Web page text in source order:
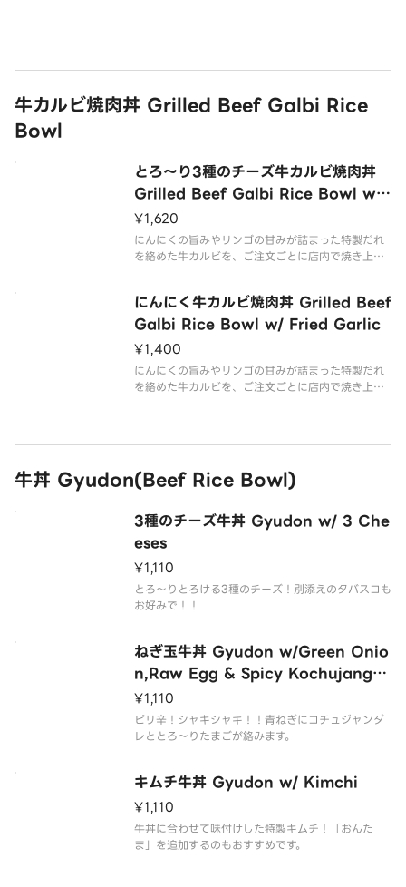
牛カルビ焼肉丼 Grilled Beef Galbi Rice
Bowl
とろ～り3種のチーズ牛カルビ焼肉丼
Grilled Beef Galbi Rice Bowl w/
3 Cheeses
¥1,620
にんにくの旨みやリンゴの甘みが詰まった特製だれ
を絡めた牛カルビを、ご注文ごとに店内で焼き上げ
にんにく牛カルビ焼肉丼 Grilled Beef
Galbi Rice Bowl w/ Fried Garlic
¥1,400
にんにくの旨みやリンゴの甘みが詰まった特製だれ
を絡めた牛カルビを、ご注文ごとに店内で焼き上げ
牛丼 Gyudon(Beef Rice Bowl)
3種のチーズ牛丼 Gyudon w/ 3 Che
eses
¥1,110
とろ～りとろける3種のチーズ！別添えのタバスコも
お好みで！！
ねぎ玉牛丼 Gyudon w/Green Onio
n,Raw Egg & Spicy Kochujang S
auce
¥1,110
ピリ辛！シャキシャキ！！青ねぎにコチュジャンダ
レととろ～りたまごが絡みます。
キムチ牛丼 Gyudon w/ Kimchi
¥1,110
牛丼に合わせて味付けした特製キムチ！「おんた
ま」を追加するのもおすすめです。